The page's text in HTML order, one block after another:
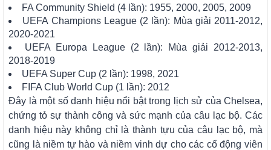
FA Community Shield (4 lần): 1955, 2000, 2005, 2009
UEFA Champions League (2 lần): Mùa giải 2011-2012,
2020-2021
UEFA Europa League (2 lần): Mùa giải 2012-2013,
2018-2019
UEFA Super Cup (2 lần): 1998, 2021
FIFA Club World Cup (1 lần): 2012
Đây là một số danh hiệu nổi bật trong lịch sử của Chelsea,
chứng tỏ sự thành công và sức mạnh của câu lạc bộ. Các
danh hiệu này không chỉ là thành tựu của câu lạc bộ, mà
cũng là niềm tự hào và niềm vinh dự cho các cổ động viên